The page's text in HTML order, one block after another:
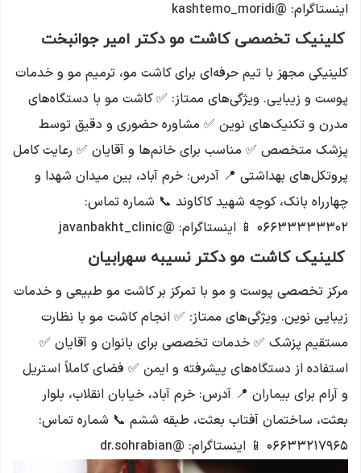
اینستاگرام: @kashtemo_moridi
کلینیک تخصصی کاشت مو دکتر امیر جوانبخت
کلینیکی مجهز با تیم حرفه‌ای برای کاشت مو، ترمیم مو و خدمات
پوست و زیبایی. ویژگی‌های ممتاز: ✅ کاشت مو با دستگاه‌های
مدرن و تکنیک‌های نوین ✅ مشاوره حضوری و دقیق توسط
پزشک متخصص ✅ مناسب برای خانم‌ها و آقایان ✅ رعایت کامل
پروتکل‌های بهداشتی 📍 آدرس: خرم آباد، بین میدان شهدا و
چهارراه بانک، کوچه شهید کاکاوند 📞 شماره تماس:
۰۶۶۳۳۳۳۳۳۰۲ 📱 اینستاگرام: @javanbakht_clinic
کلینیک کاشت مو دکتر نسیبه سهرابیان
مرکز تخصصی پوست و مو با تمرکز بر کاشت مو طبیعی و خدمات
زیبایی نوین. ویژگی‌های ممتاز: ✅ انجام کاشت مو با نظارت
مستقیم پزشک ✅ خدمات تخصصی برای بانوان و آقایان ✅
استفاده از دستگاه‌های پیشرفته و ایمن ✅ فضای کاملاً استریل
و آرام برای بیماران 📍 آدرس: خرم آباد، خیابان انقلاب، بلوار
بعثت، ساختمان آفتاب بعثت، طبقه ششم 📞 شماره تماس:
۰۶۶۳۳۲۱۷۹۶۵ 📱 اینستاگرام: @dr.sohrabian